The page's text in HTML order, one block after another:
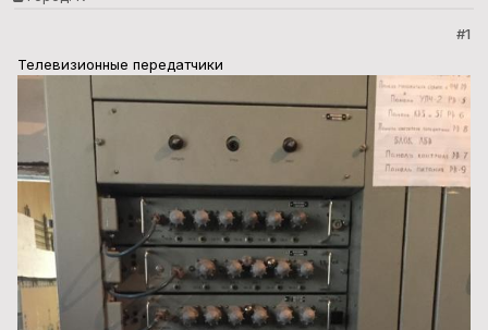
#1
Телевизионные передатчики